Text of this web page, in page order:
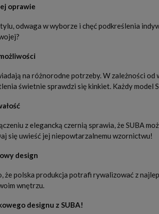
oprawie
odwaga w wyborze i chęć podkreślenia
na różnorodne potrzeby. W zależności
świetnie sprawdzi się kinkiet. Każdy model
z elegancką czernią sprawia, że SUBA
się uwieść jej niepowtarzalnemu wzornictwu!
design
że polska produkcja potrafi rywalizować z
wnętrzu.
designu z SUBA!